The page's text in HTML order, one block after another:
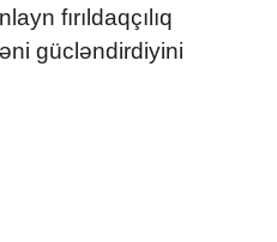
fırıldaqçılıq
gücləndirdiyini